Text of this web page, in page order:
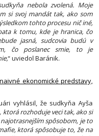
nebola zvolená. Moje
si svoj mandát tak, ako som
tohto procesu nič iné,
k tomu, kde je hranica, čo
jasná, sudcovia budú v
čo poslanec smie, to je
“ uviedol Baránik.
ekonomické predstavy,
vyhlásil, že sudkyňa Ayša
ktorá rozhoduje veci tak, ako si
spôsobom, je to
ktorá spôsobuje to, že na